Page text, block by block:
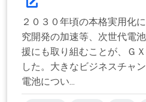
２０３０年頃の本格実用化
究開発の加速等、次世代電
援にも取り組むことが、Ｇ
した。大きなビジネスチャ
電池につい...